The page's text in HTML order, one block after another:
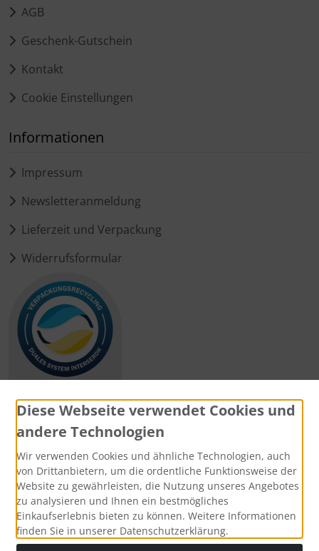
AGB
Geschenk-Gutschein
Kontakt
Cookie Einstellungen
Informationen
Impressum
Newsletteranmeldung
Lieferzeit und Verpackung
Widerrufsformular
Zahlungsmethoden
Social Media
Diese Webseite verwendet Cookies und
andere Technologien
Wir verwenden Cookies und ähnliche Technologien, auch
von Drittanbietern, um die ordentliche Funktionsweise der
Website zu gewährleisten, die Nutzung unseres Angebotes
zu analysieren und Ihnen ein bestmögliches
Einkaufserlebnis bieten zu können. Weitere Informationen
finden Sie in unserer Datenschutzerklärung.